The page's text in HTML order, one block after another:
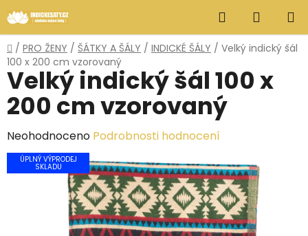
na
obsah
Hledat
KOŠÍK
Domů
/ PRO ŽENY / ŠÁTKY A ŠÁLY / INDICKÉ ŠÁLY / Velký indický šál
100 x 200 cm vzorovaný
Velký indický šál 100 x
200 cm vzorovaný
Průměrné
hodnocení
produktu
Neohodnoceno Podrobnosti hodnocení
ÚPLNÝ VÝPRODEJ
SKLADU